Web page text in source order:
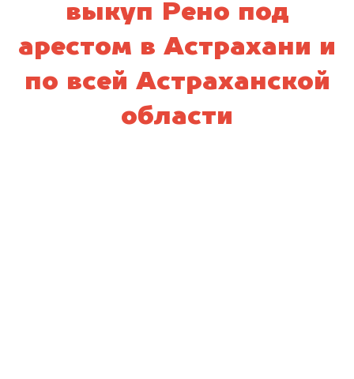
выкуп Рено под
арестом в Астрахани и
по всей Астраханской
области